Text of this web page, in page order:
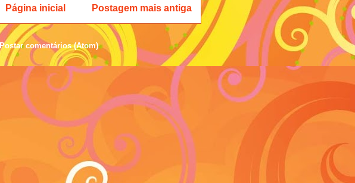
Postagem mais antiga
Página inicial
Postar comentários (Atom)